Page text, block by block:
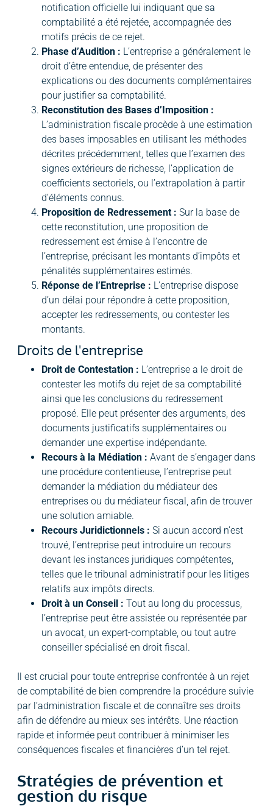
notification officielle lui indiquant que sa
comptabilité a été rejetée, accompagnée des
motifs précis de ce rejet.
Phase d’Audition : L’entreprise a généralement le
droit d’être entendue, de présenter des
explications ou des documents complémentaires
pour justifier sa comptabilité.
Reconstitution des Bases d’Imposition :
L’administration fiscale procède à une estimation
des bases imposables en utilisant les méthodes
décrites précédemment, telles que l’examen des
signes extérieurs de richesse, l’application de
coefficients sectoriels, ou l’extrapolation à partir
d’éléments connus.
Proposition de Redressement : Sur la base de
cette reconstitution, une proposition de
redressement est émise à l’encontre de
l’entreprise, précisant les montants d’impôts et
pénalités supplémentaires estimés.
Réponse de l’Entreprise : L’entreprise dispose
d’un délai pour répondre à cette proposition,
accepter les redressements, ou contester les
montants.
Droits de l'entreprise
Droit de Contestation : L’entreprise a le droit de
contester les motifs du rejet de sa comptabilité
ainsi que les conclusions du redressement
proposé. Elle peut présenter des arguments, des
documents justificatifs supplémentaires ou
demander une expertise indépendante.
Recours à la Médiation : Avant de s’engager dans
une procédure contentieuse, l’entreprise peut
demander la médiation du médiateur des
entreprises ou du médiateur fiscal, afin de trouver
une solution amiable.
Recours Juridictionnels : Si aucun accord n’est
trouvé, l’entreprise peut introduire un recours
devant les instances juridiques compétentes,
telles que le tribunal administratif pour les litiges
relatifs aux impôts directs.
Droit à un Conseil : Tout au long du processus,
l’entreprise peut être assistée ou représentée par
un avocat, un expert-comptable, ou tout autre
conseiller spécialisé en droit fiscal.
Il est crucial pour toute entreprise confrontée à un rejet
de comptabilité de bien comprendre la procédure suivie
par l’administration fiscale et de connaître ses droits
afin de défendre au mieux ses intérêts. Une réaction
rapide et informée peut contribuer à minimiser les
conséquences fiscales et financières d’un tel rejet.
Stratégies de prévention et
gestion du risque